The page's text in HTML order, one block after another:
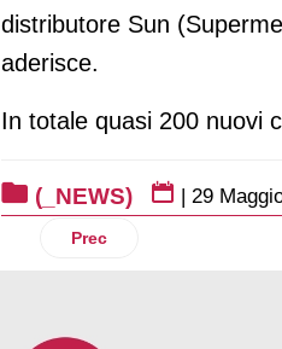
distributore Sun
aderisce.
In totale quasi 200 nuovi
(_NEWS) | 29
Articolo precedente: Al
Prec